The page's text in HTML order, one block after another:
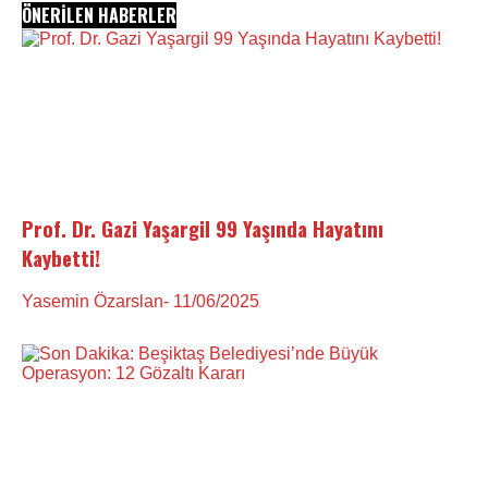
ÖNERİLEN HABERLER
Prof. Dr. Gazi Yaşargil 99 Yaşında Hayatını
Kaybetti!
Yasemin Özarslan- 11/06/2025